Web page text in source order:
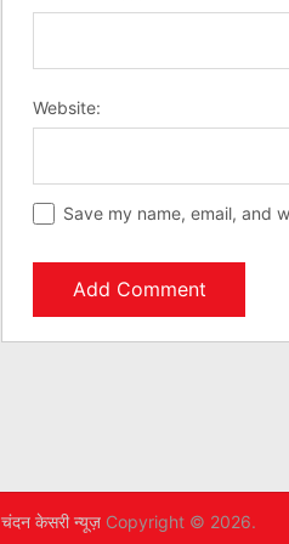
Website:
Save my name, email, and
चंदन केसरी न्यूज़ Copyright © 2026.